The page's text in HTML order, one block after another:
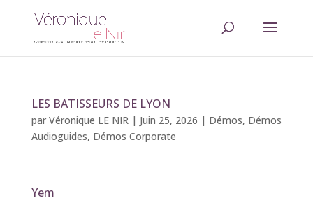
LES BATISSEURS DE LYON
par Véronique LE NIR| Juin 25, 2026 | Démos, Démos
Audioguides, Démos Corporate
Yem